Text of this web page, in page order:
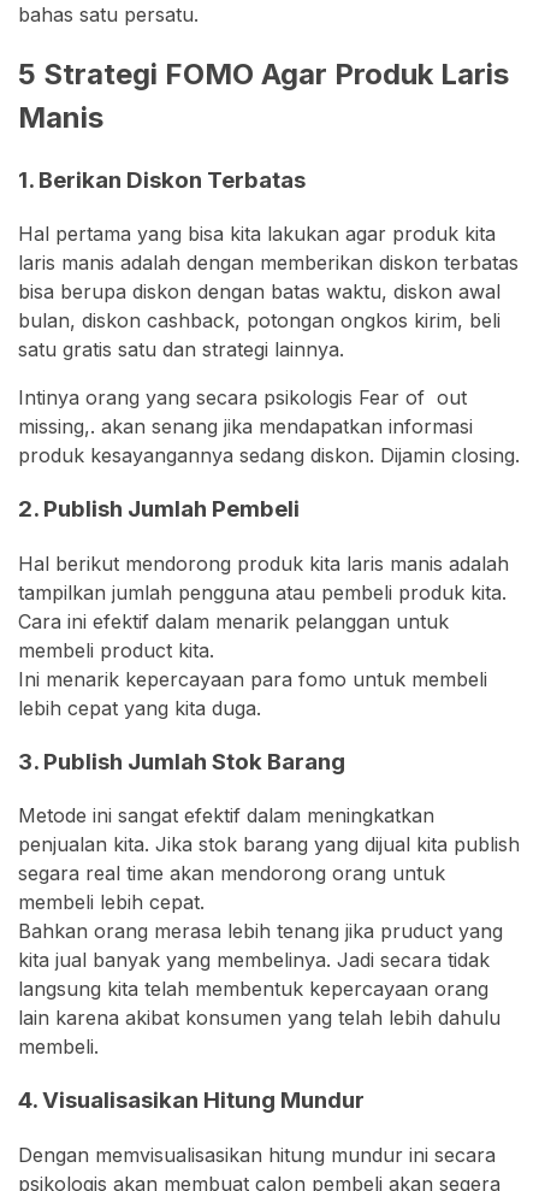
bahas satu persatu.
5 Strategi FOMO Agar Produk Laris
Manis
1. Berikan Diskon Terbatas
Hal pertama yang bisa kita lakukan agar produk kita
laris manis adalah dengan memberikan diskon terbatas
bisa berupa diskon dengan batas waktu, diskon awal
bulan, diskon cashback, potongan ongkos kirim, beli
satu gratis satu dan strategi lainnya.
Intinya orang yang secara psikologis Fear of out
missing,. akan senang jika mendapatkan informasi
produk kesayangannya sedang diskon. Dijamin closing.
2. Publish Jumlah Pembeli
Hal berikut mendorong produk kita laris manis adalah
tampilkan jumlah pengguna atau pembeli produk kita.
Cara ini efektif dalam menarik pelanggan untuk
membeli product kita.
Ini menarik kepercayaan para fomo untuk membeli
lebih cepat yang kita duga.
3. Publish Jumlah Stok Barang
Metode ini sangat efektif dalam meningkatkan
penjualan kita. Jika stok barang yang dijual kita publish
segara real time akan mendorong orang untuk
membeli lebih cepat.
Bahkan orang merasa lebih tenang jika pruduct yang
kita jual banyak yang membelinya. Jadi secara tidak
langsung kita telah membentuk kepercayaan orang
lain karena akibat konsumen yang telah lebih dahulu
membeli.
4. Visualisasikan Hitung Mundur
Dengan memvisualisasikan hitung mundur ini secara
psikologis akan membuat calon pembeli akan segera